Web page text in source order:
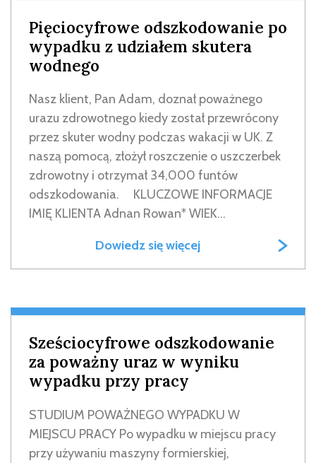
Pięciocyfrowe odszkodowanie po
wypadku z udziałem skutera
wodnego
Nasz klient, Pan Adam, doznał poważnego
urazu zdrowotnego kiedy został przewrócony
przez skuter wodny podczas wakacji w UK. Z
naszą pomocą, złożył roszczenie o uszczerbek
zdrowotny i otrzymał 34,000 funtów
odszkodowania. KLUCZOWE INFORMACJE
IMIĘ KLIENTA Adnan Rowan* WIEK...
Dowiedz się więcej
Sześciocyfrowe odszkodowanie
za poważny uraz w wyniku
wypadku przy pracy
STUDIUM POWAŻNEGO WYPADKU W
MIEJSCU PRACY Po wypadku w miejscu pracy
przy używaniu maszyny formierskiej,